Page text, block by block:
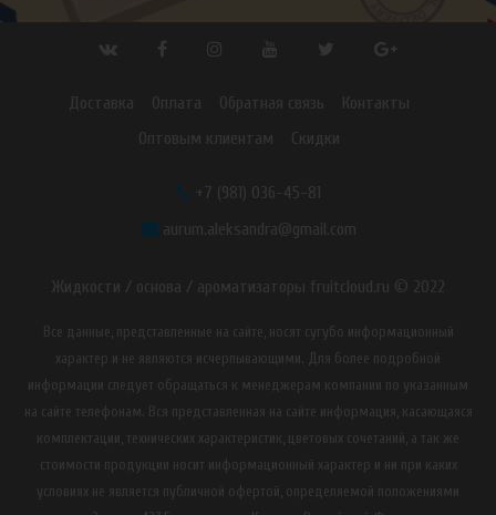
Доставка Оплата Обратная связь
Контакты
Оптовым клиентам
Скидки
+7 (981) 036-45-81
aurum.aleksandra@gmail.com
Жидкости / основа / ароматизаторы fruitcloud.ru © 2022
Все данные, представленные на сайте, носят сугубо информационный
характер и не являются исчерпывающими. Для более подробной
информации следует обращаться к менеджерам компании по указанным
на сайте телефонам. Вся представленная на сайте информация, касающаяся
комплектации, технических характеристик, цветовых сочетаний, а так же
стоимости продукции носит информационный характер и ни при каких
условиях не является публичной офертой, определяемой положениями